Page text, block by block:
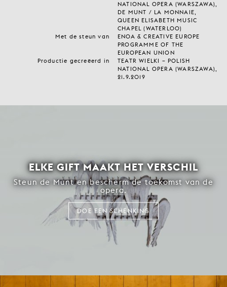
NATIONAL OPERA (WARSZAWA),
DE MUNT / LA MONNAIE,
QUEEN ELISABETH MUSIC
CHAPEL (WATERLOO)
Met de steun van
ENOA & CREATIVE EUROPE
PROGRAMME OF THE
EUROPEAN UNION
Productie gecreëerd in
TEATR WIELKI – POLISH
NATIONAL OPERA (WARSZAWA),
21.9.2019
ELKE GIFT MAAKT HET VERSCHIL
Steun de Munt en bescherm de toekomst van de
opera.
DOE EEN SCHENKING